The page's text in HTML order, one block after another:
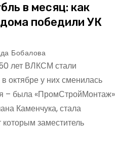
в месяц: как
победили УК
Бобалова
лет ВЛКСМ стали
октябре у них сменилась
– была «ПромСтройМонтаж»
Каменчука, стала
которым заместитель